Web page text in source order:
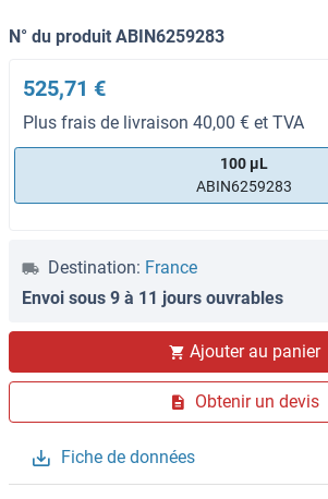
N° du produit ABIN6259283
525,71 €
Plus frais de livraison 40,00 € et TVA
100 μL
ABIN6259283
Destination: France
Envoi sous 9 à 11 jours ouvrables
Ajouter au panier
Obtenir un devis
Fiche de données